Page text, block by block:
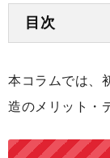
目次
本コラムでは、
造のメリット・